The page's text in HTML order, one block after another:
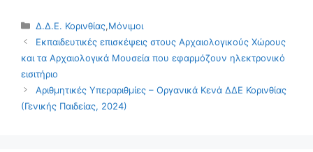
Κατηγορίες
Δ.Δ.Ε. Κορινθίας,Μόνιμοι
Εκπαιδευτικές επισκέψεις στους Αρχαιολογικούς Χώρους
και τα Αρχαιολογικά Μουσεία που εφαρμόζουν ηλεκτρονικό
εισιτήριο
Αριθμητικές Υπεραριθμίες – Οργανικά Κενά ΔΔΕ Κορινθίας
(Γενικής Παιδείας, 2024)